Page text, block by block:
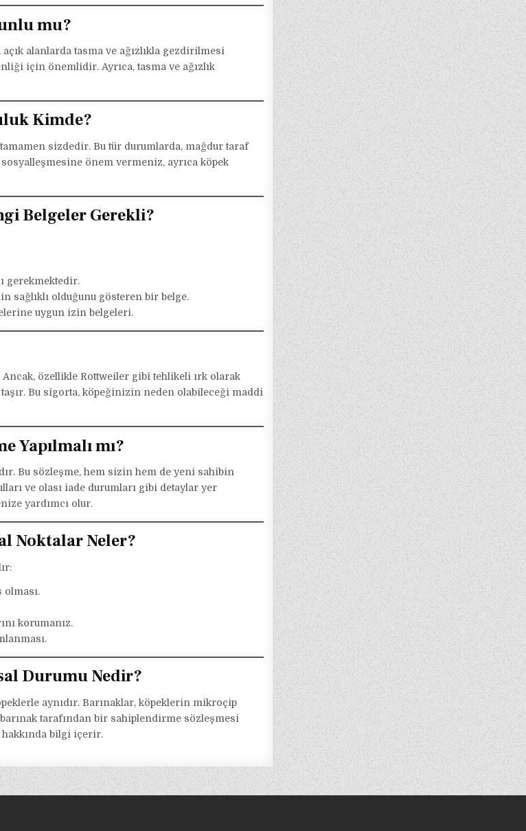
mu?
alanlarda tasma ve ağızlıkla gezdirilmesi
için önemlidir. Ayrıca, tasma ve ağızlık
Kimde?
sizdedir. Bu tür durumlarda, mağdur taraf
önem vermeniz, ayrıca köpek
Belgeler Gerekli?
gerekmektedir.
sağlıklı olduğunu gösteren bir belge.
uygun izin belgeleri.
özellikle Rottweiler gibi tehlikeli ırk olarak
Bu sigorta, köpeğinizin neden olabileceği maddi
Yapılmalı mı?
Bu sözleşme, hem sizin hem de yeni sahibin
ve olası iade durumları gibi detaylar yer
yardımcı olur.
Noktalar Neler?
korumanız.
Durumu Nedir?
aynıdır. Barınaklar, köpeklerin mikroçip
barınak tarafından bir sahiplendirme sözleşmesi
hakkında bilgi içerir.